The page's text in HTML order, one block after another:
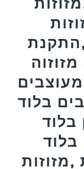
בלוד
בלוד
בלוד
,מזוזות